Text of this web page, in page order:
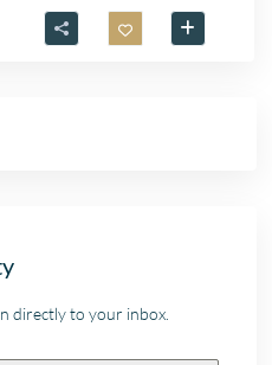
directly to your inbox.